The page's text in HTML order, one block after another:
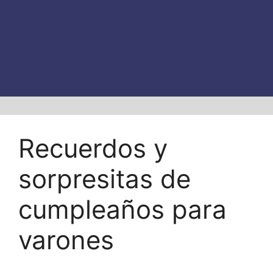
Recuerdos y
sorpresitas de
cumpleaños para
varones